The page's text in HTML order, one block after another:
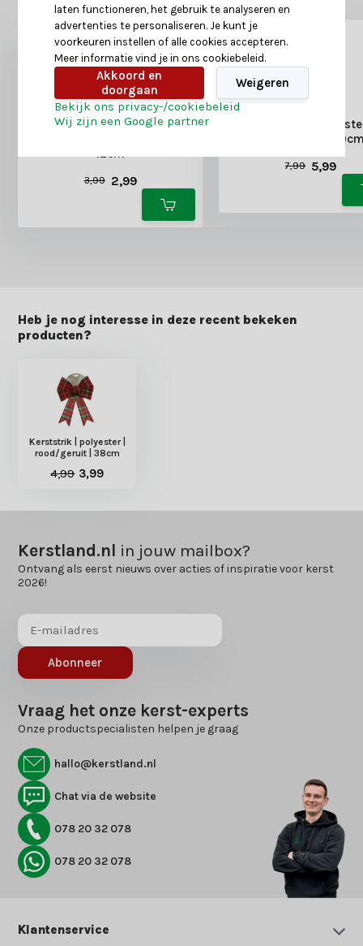
Kerststrik | polyester |
3,99 2,99
Kerststrik |
wit/glitters |
7,99 5,99
Heb je nog interesse in deze recent bekeken
producten?
Kerststrik | polyester |
rood/geruit | 38cm
4,99 3,99
Kerstland.nl in jouw mailbox?
Ontvang als eerst nieuws over acties of inspiratie voor kerst
2026!
Abonneer
Vraag het onze kerst-experts
Onze productspecialisten helpen je graag
hallo@kerstland.nl
Chat via de website
078 20 32 078
078 20 32 078
Klantenservice
laten functioneren, het gebruik te analyseren en
advertenties te personaliseren. Je kunt je
voorkeuren instellen of alle cookies accepteren.
Meer informatie vind je in ons cookiebeleid.
Akkoord en
doorgaan
Weigeren
Bekijk ons privacy-/cookiebeleid
Wij zijn een Google partner